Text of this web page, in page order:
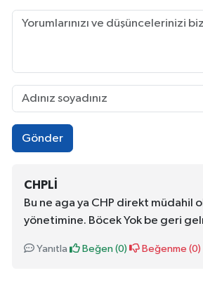
Gönder
CHPLI
Bu ne aga ya CHP direkt müdahil
yönetimine. Böcek Yok be geri
Yanıtla Beğen (0) Beğenme (0)